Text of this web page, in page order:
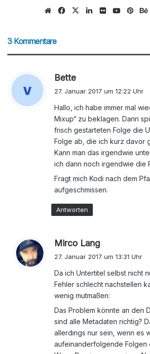
We
Fa
X
Lin
Flic
Yo
Pin
3 Kommentare
Bette
t
27. Januar 2017 um 12:22 Uhr
Hallo, ich habe immer mal
Mixup“ zu beklagen. Dann
frisch gestarteten Folge die
Folge ab, die ich kurz davor
Kann man das irgendwie
ich dann noch irgendwie die
Fragt mich Kodi nach dem
aufgeschmissen.
Antworten
Mirco Lang
t
:
27. Januar 2017 um 13:31 Uhr
Da ich Untertitel selbst nicht
Fehler schlecht nachstellen
wenig mutmaßen:
Das Problem könnte an den
sind alle Metadaten richtig?
allerdings nur sein, wenn es
aufeinanderfolgende Folgen